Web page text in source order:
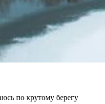
по крутому берегу